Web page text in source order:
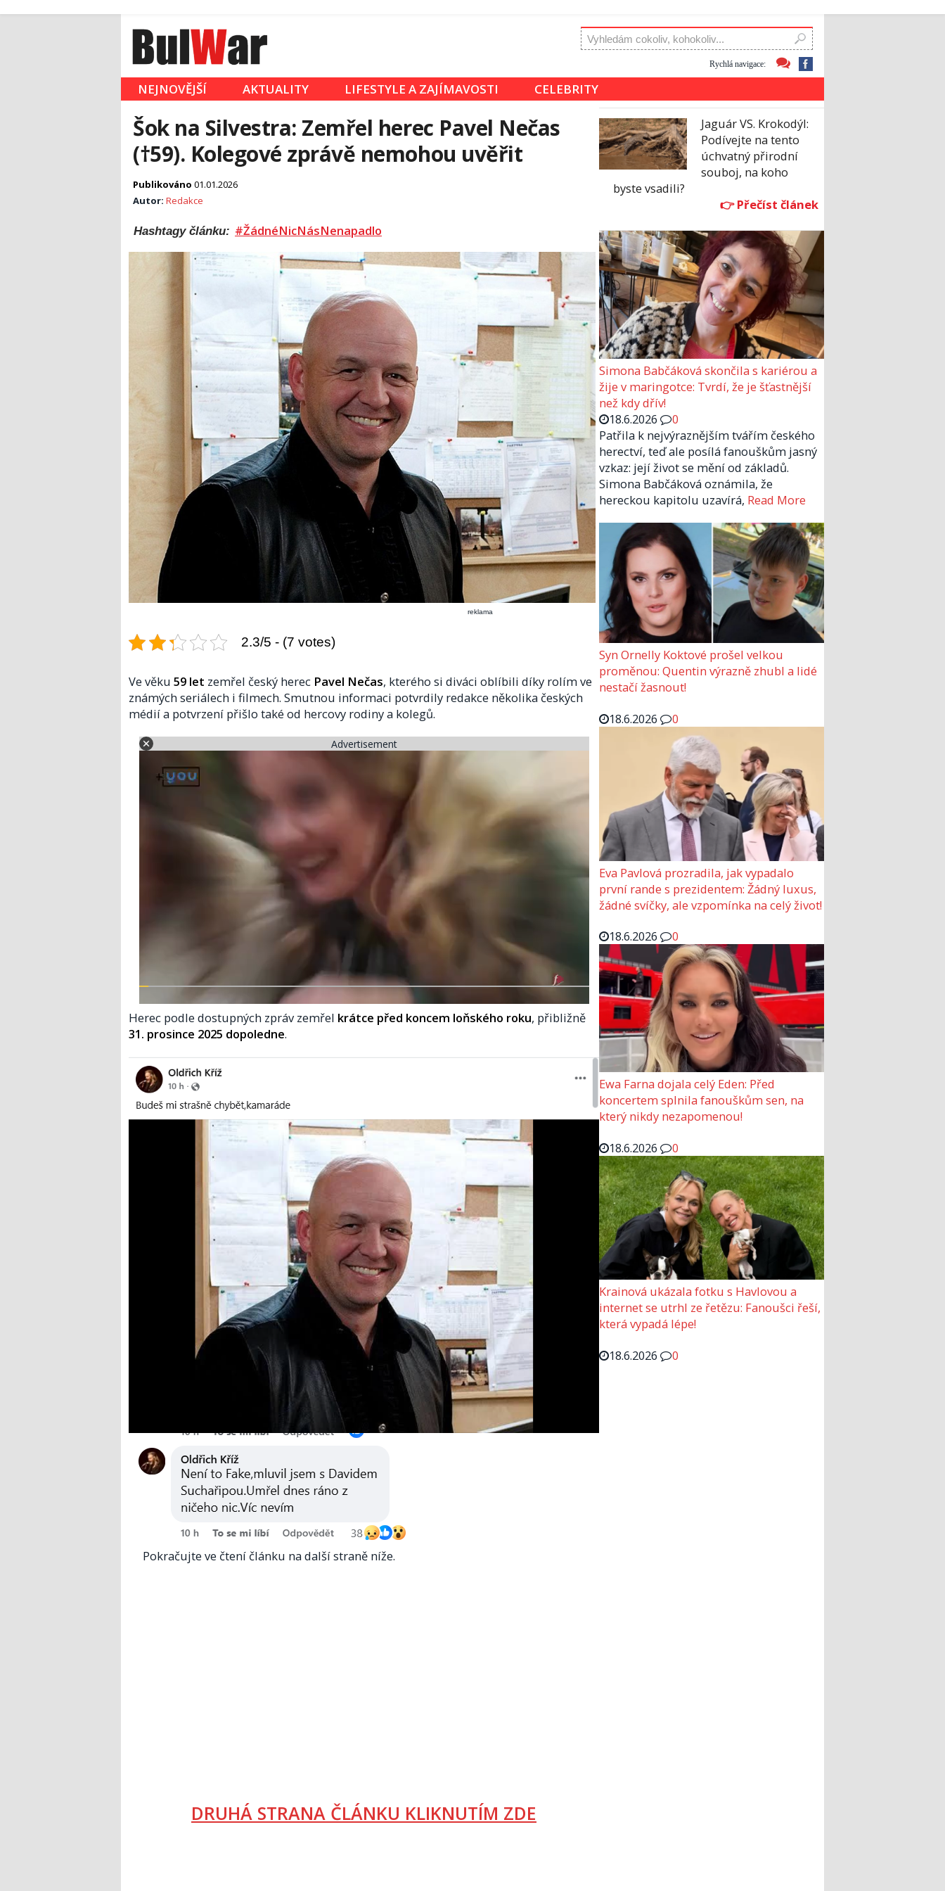
Rychlá navigace:
NEJNOVĚJŠÍ AKTUALITY LIFESTYLE A ZAJÍMAVOSTI CELEBRITY
Šok na Silvestra: Zemřel herec Pavel Nečas
(†59). Kolegové zprávě nemohou uvěřit
Publikováno 01.01.2026
Autor: Redakce
Hashtagy článku: #ŽádnéNicNásNenapadlo
reklama
2.3/5 - (7 votes)
Ve věku 59 let zemřel český herec Pavel Nečas, kterého si diváci oblíbili díky rolím ve
známých seriálech i filmech. Smutnou informaci potvrdily redakce několika českých
médií a potvrzení přišlo také od hercovy rodiny a kolegů.
Advertisement
Herec podle dostupných zpráv zemřel krátce před koncem loňského roku, přibližně
31. prosince 2025 dopoledne.
Pokračujte ve čtení článku na další straně níže.
DRUHÁ STRANA ČLÁNKU KLIKNUTÍM ZDE
Jaguár VS. Krokodýl:
Podívejte na tento
úchvatný přirodní
souboj, na koho
byste vsadili?
Simona Babčáková skončila s kariérou a
žije v maringotce: Tvrdí, že je šťastnější
než kdy dřív!
18.6.2026
0
Patřila k nejvýraznějším tvářím českého
herectví, teď ale posílá fanouškům jasný
vzkaz: její život se mění od základů.
Simona Babčáková oznámila, že
hereckou kapitolu uzavírá, Read More
Syn Ornelly Koktové prošel velkou
proměnou: Quentin výrazně zhubl a lidé
nestačí žasnout!
18.6.2026
0
Eva Pavlová prozradila, jak vypadalo
první rande s prezidentem: Žádný luxus,
žádné svíčky, ale vzpomínka na celý život!
18.6.2026
0
Ewa Farna dojala celý Eden: Před
koncertem splnila fanouškům sen, na
který nikdy nezapomenou!
18.6.2026
0
Krainová ukázala fotku s Havlovou a
internet se utrhl ze řetězu: Fanoušci řeší,
která vypadá lépe!
18.6.2026
0